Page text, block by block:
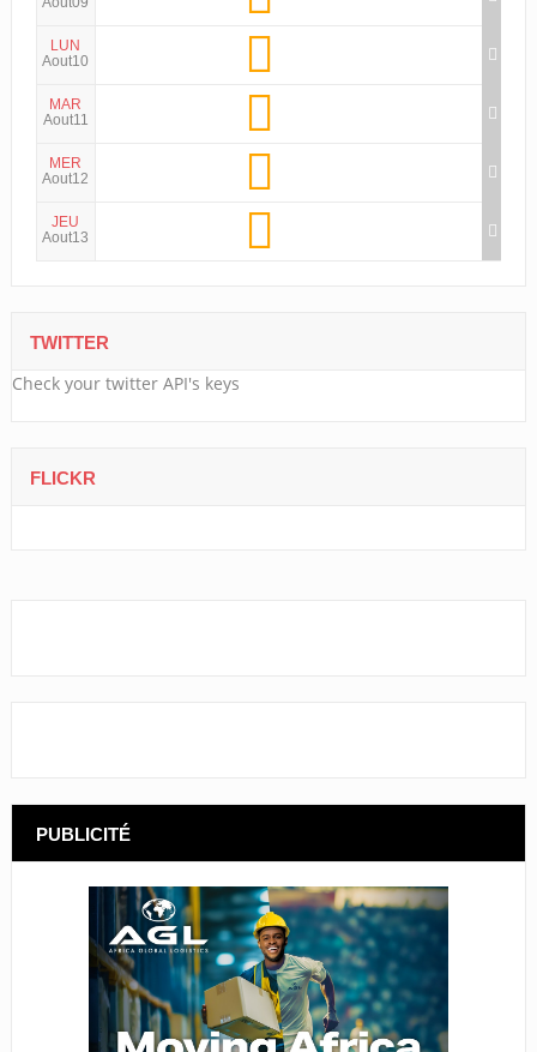
LUN
Aout10
MAR
Aout11
MER
Aout12
JEU
Aout13
TWITTER
Check your twitter API's keys
FLICKR
PUBLICITÉ